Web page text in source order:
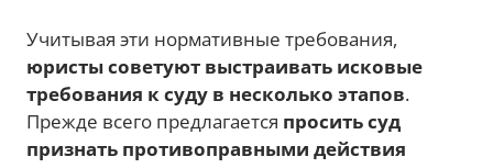
Учитывая эти нормативные требования,
юристы советуют выстраивать исковые
требования к суду в несколько этапов.
Прежде всего предлагается просить суд
признать противоправными действия